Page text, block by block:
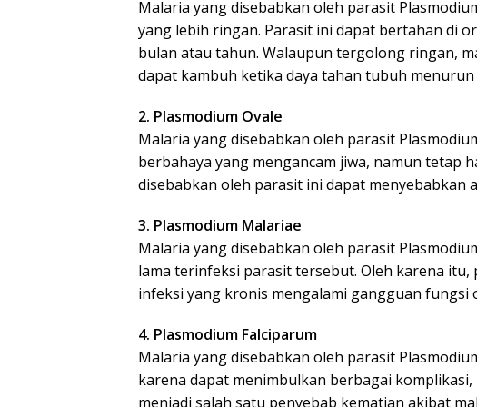
Malaria yang disebabkan oleh parasit
yang lebih ringan. Parasit ini dapat bertahan di
bulan atau tahun. Walaupun tergolong ringan,
dapat kambuh ketika daya tahan tubuh
2. Plasmodium Ovale
Malaria yang disebabkan oleh parasit
berbahaya yang mengancam jiwa, namun tetap
disebabkan oleh parasit ini dapat menyebabkan
3. Plasmodium Malariae
Malaria yang disebabkan oleh parasit
lama terinfeksi parasit tersebut. Oleh karena
infeksi yang kronis mengalami gangguan fungsi
4. Plasmodium Falciparum
Malaria yang disebabkan oleh parasit
karena dapat menimbulkan berbagai
menjadi salah satu penyebab kematian akibat